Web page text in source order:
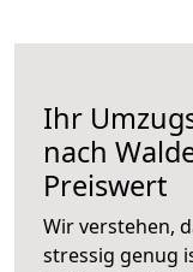
Ihr
nach
Preiswert
Wir verstehen,
stressig genug